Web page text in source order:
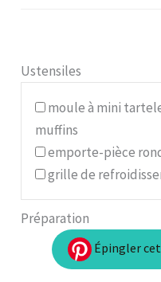
Ustensiles
moule à mini
muffins
emporte-pièce
grille de
Préparation
Épingler